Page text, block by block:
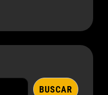
BUSCAR